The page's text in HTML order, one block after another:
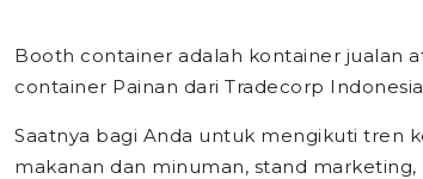
Booth container adalah kontainer jualan
container Painan dari Tradecorp
Saatnya bagi Anda untuk mengikuti tren
makanan dan minuman, stand